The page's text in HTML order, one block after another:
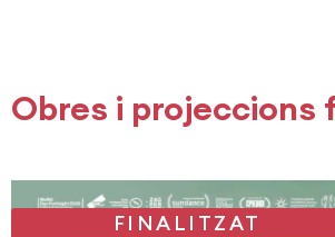
Obres i projeccions
FINALITZAT